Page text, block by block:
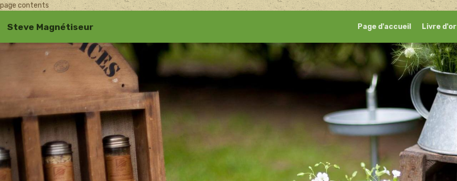
page contents
Steve Magnétiseur Page d'accueil Livre d'or